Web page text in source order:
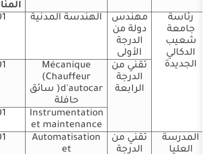
المباراة
مهندس
دولة من
الدرجة
الأولى
الهندسة المدنية 01
اضغط
تقني من
Mécanique
(Chauffeur
d'autocar( سائق
01
Instrumentation
et maintenance
01
تقني من
الدرجة
Automatisation
et
01
اضغط